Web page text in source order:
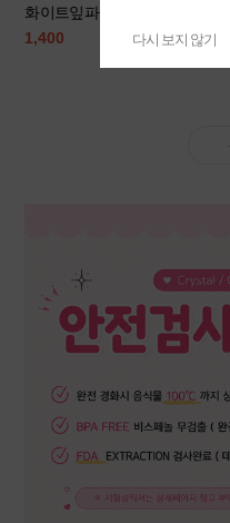
화이트잎파츠set
1,400
다시 보지 않기